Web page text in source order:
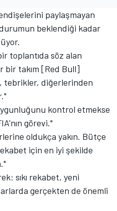
paylaşmayan
beklendiği kadar
toplantıda söz alan
bir takım [Red Bull]
tebrikler, diğerlerinden
kontrol etmekse
görevi."
oldukça yakın. Bütçe
için en iyi şekilde
sıkı rekabet, yeni
gerçekten de önemli